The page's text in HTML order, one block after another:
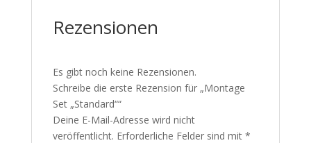
Rezensionen
Es gibt noch keine Rezensionen.
Schreibe die erste Rezension für „Montage
Set „Standard““
Deine E-Mail-Adresse wird nicht
veröffentlicht. Erforderliche Felder sind mit *